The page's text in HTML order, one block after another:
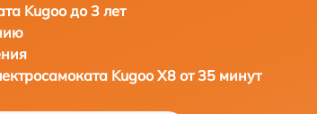
Kugoo до 3 лет
Kugoo X8 от 35 минут